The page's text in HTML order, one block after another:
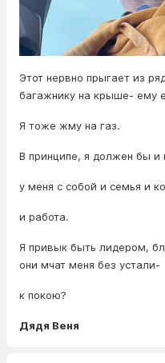
Этот нервно прыгает из
багажнику на крыше- ему
Я тоже жму на газ.
В принципе, я должен бы и
у меня с собой и семья и
и работа.
Я привык быть лидером,
они мчат меня без устали-
к покою?
Дядя Веня